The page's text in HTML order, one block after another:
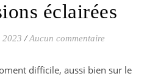
éclairées
2023 / Aucun commentaire
difficile, aussi bien sur le